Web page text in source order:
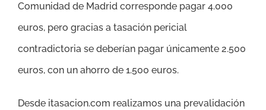
Comunidad de Madrid corresponde pagar 4.000
euros, pero gracias a tasación pericial
contradictoria se deberían pagar únicamente 2.500
euros, con un ahorro de 1.500 euros.
Desde itasacion.com realizamos una prevalidación